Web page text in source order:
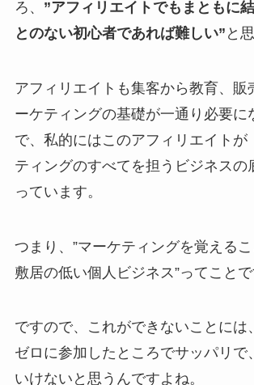
ろ、 ”アフィリエイトでもまともに
とのない初心者であれば難しい” と
アフィリエイトも集客から教育、販
ーケティングの基礎が一通り必要に
で、私的にはこのアフィリエイトが
ティングのすべてを担うビジネスの
っています。
つまり、”マーケティングを覚える
敷居の低い個人ビジネス”ってことで
ですので、これができないことには
ゼロに参加したところでサッパリで
いけないと思うんですよね。